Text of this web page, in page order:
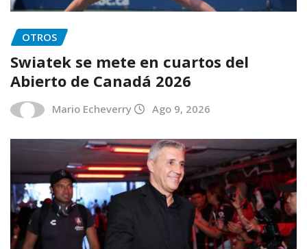
OTROS
Swiatek se mete en cuartos del
Abierto de Canadá 2026
Mario Echeverry Ago 9, 2026